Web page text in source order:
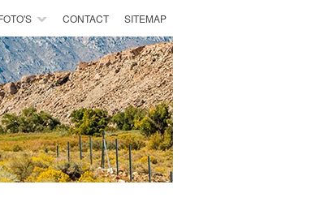
CONTACT SITEMAP